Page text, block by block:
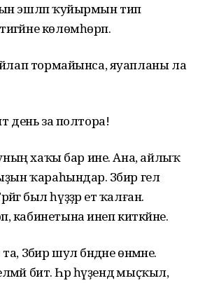
эшләп ҡуйырмын тип
көлөмһөрәп.
тормайынса, яуапланы ла
день за полтора!
уның хаҡы бар ине. Ана, айлыҡ
ҡараһындар. Зәбир гел
был һүҙҙәр етә ҡалған.
инеп киткәйне.
Зәбир шул бәндәне өнәмәне.
бит. Һәр һүҙендә мыҫҡыл,